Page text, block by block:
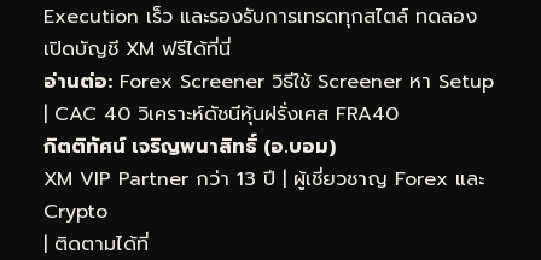
Execution เร็ว และรองรับการเทรดทุกสไตล์ ทดลอง
เปิดบัญชี XM ฟรีได้ที่นี่
อ่านต่อ: Forex Screener วิธีใช้ Screener หา Setup
| CAC 40 วิเคราะห์ดัชนีหุ้นฝรั่งเศส FRA40
กิตติทัศน์ เจริญพนาสิทธิ์ (อ.บอม)
XM VIP Partner กว่า 13 ปี | ผู้เชี่ยวชาญ Forex และ
Crypto
| ติดตามได้ที่